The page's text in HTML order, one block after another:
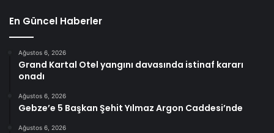
En Güncel Haberler
Ağustos 6, 2026
Grand Kartal Otel yangını davasında istinaf kararı
onadı
Ağustos 6, 2026
Gebze’e 5 Başkan Şehit Yılmaz Argon Caddesi’nde
Ağustos 6, 2026